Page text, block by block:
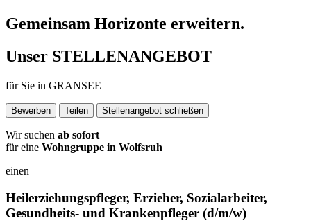
Gemeinsam Horizonte erweitern.
Unser STELLENANGEBOT
für Sie in GRANSEE
Bewerben Teilen Stellenangebot schließen
Wir suchen ab sofort
für eine Wohngruppe in Wolfsruh
einen
Heilerziehungspfleger, Erzieher, Sozialarbeiter,
Gesundheits- und Krankenpfleger (d/m/w)